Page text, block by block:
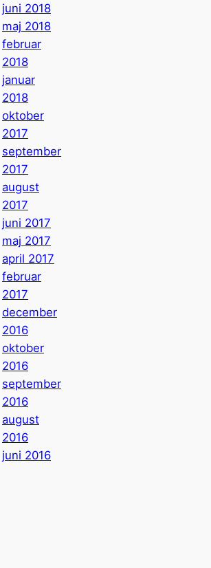
juni 2018
maj 2018
februar
2018
januar
2018
oktober
2017
september
2017
august
2017
juni 2017
maj 2017
april 2017
februar
2017
december
2016
oktober
2016
september
2016
august
2016
juni 2016